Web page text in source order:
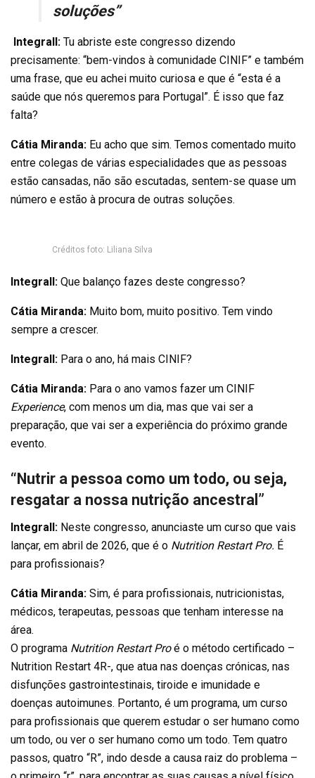
soluções”
Integrall: Tu abriste este congresso dizendo
precisamente: “bem-vindos à comunidade CINIF” e também
uma frase, que eu achei muito curiosa e que é “esta é a
saúde que nós queremos para Portugal”. É isso que faz
falta?
Cátia Miranda: Eu acho que sim. Temos comentado muito
entre colegas de várias especialidades que as pessoas
estão cansadas, não são escutadas, sentem-se quase um
número e estão à procura de outras soluções.
Créditos foto: Liliana Silva
Integrall: Que balanço fazes deste congresso?
Cátia Miranda: Muito bom, muito positivo. Tem vindo
sempre a crescer.
Integrall: Para o ano, há mais CINIF?
Cátia Miranda: Para o ano vamos fazer um CINIF
Experience, com menos um dia, mas que vai ser a
preparação, que vai ser a experiência do próximo grande
evento.
“Nutrir a pessoa como um todo, ou seja,
resgatar a nossa nutrição ancestral”
Integrall: Neste congresso, anunciaste um curso que vais
lançar, em abril de 2026, que é o Nutrition Restart Pro. É
para profissionais?
Cátia Miranda: Sim, é para profissionais, nutricionistas,
médicos, terapeutas, pessoas que tenham interesse na
área.
O programa Nutrition Restart Proé o método certificado –
Nutrition Restart 4R-, que atua nas doenças crónicas, nas
disfunções gastrointestinais, tiroide e imunidade e
doenças autoimunes. Portanto, é um programa, um curso
para profissionais que querem estudar o ser humano como
um todo, ou ver o ser humano como um todo. Tem quatro
passos, quatro “R”, indo desde a causa raiz do problema –